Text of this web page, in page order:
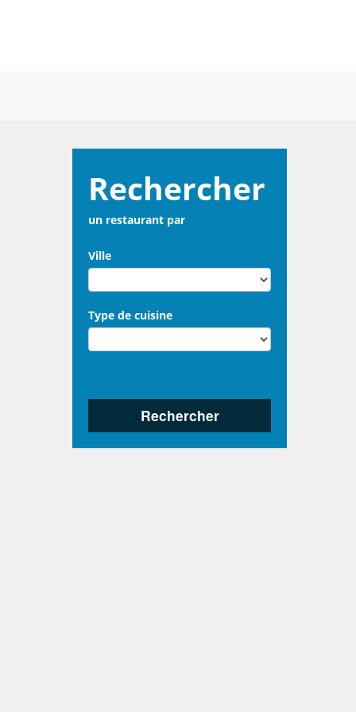
Rechercher
un restaurant par
Ville
Type de cuisine